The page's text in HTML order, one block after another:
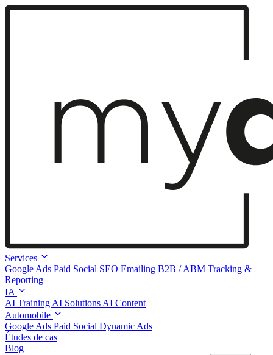
Services
Google Ads Paid Social SEO Emailing B2B / ABM Tracking &
Reporting
IA
AI Training AI Solutions AI Content
Automobile
Google Ads Paid Social Dynamic Ads
Études de cas
Blog